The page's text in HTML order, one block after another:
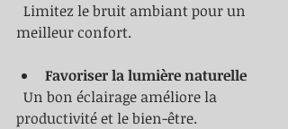
meilleur confort.
Favoriser la lumière naturelle
productivité et le bien-être.